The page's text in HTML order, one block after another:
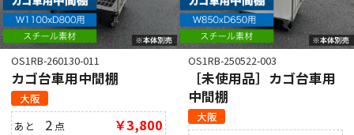
OS1RB-260130-011
カゴ台車用中間棚
大阪
あと 2 点 ￥3,800
OS1RB-250522-003
［未使用品］カゴ台車用
中間棚
大阪